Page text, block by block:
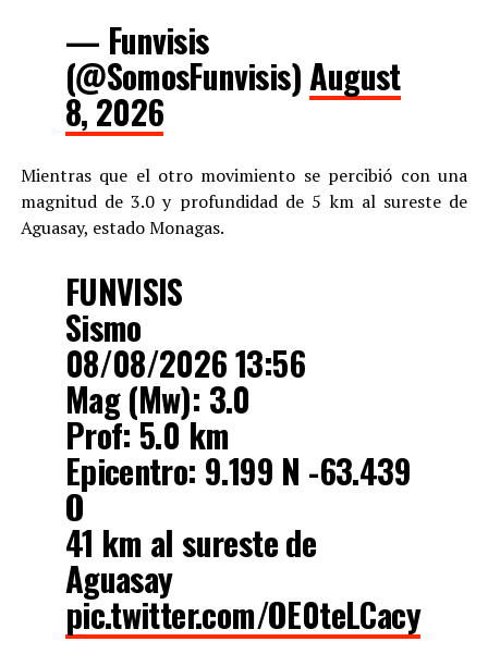
— Funvisis
(@SomosFunvisis) August
8, 2026
Mientras que el otro movimiento se percibió con una
magnitud de 3.0 y profundidad de 5 km al sureste de
Aguasay, estado Monagas.
FUNVISIS
Sismo
08/08/2026 13:56
Mag (Mw): 3.0
Prof: 5.0 km
Epicentro: 9.199 N -63.439
O
41 km al sureste de
Aguasay
pic.twitter.com/OE0teLCacy